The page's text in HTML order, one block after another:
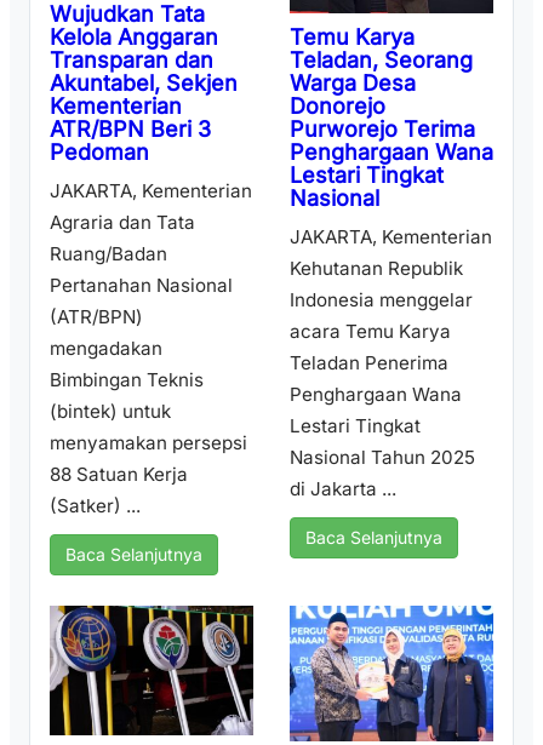
Wujudkan Tata
Kelola Anggaran
Transparan dan
Akuntabel, Sekjen
Kementerian
ATR/BPN Beri 3
Pedoman
JAKARTA, Kementerian
Agraria dan Tata
Ruang/Badan
Pertanahan Nasional
(ATR/BPN)
mengadakan
Bimbingan Teknis
(bintek) untuk
menyamakan persepsi
88 Satuan Kerja
(Satker) ...
Baca Selanjutnya
Temu Karya
Teladan, Seorang
Warga Desa
Donorejo
Purworejo Terima
Penghargaan Wana
Lestari Tingkat
Nasional
JAKARTA, Kementerian
Kehutanan Republik
Indonesia menggelar
acara Temu Karya
Teladan Penerima
Penghargaan Wana
Lestari Tingkat
Nasional Tahun 2025
di Jakarta ...
Baca Selanjutnya